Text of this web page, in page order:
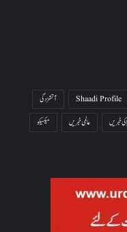
Shaadi Profile
آتشزدگی
کی خبریں عالمی خبریں
میکسیکو